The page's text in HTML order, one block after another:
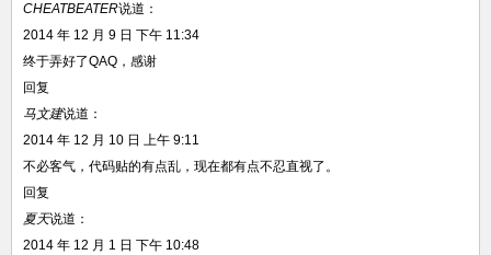
CHEATBEATER说道：
2014 年 12 月 9 日 下午 11:34
终于弄好了QAQ，感谢
回复
马文建说道：
2014 年 12 月 10 日 上午 9:11
不必客气，代码贴的有点乱，现在都有点不忍直视了。
回复
夏天说道：
2014 年 12 月 1 日 下午 10:48